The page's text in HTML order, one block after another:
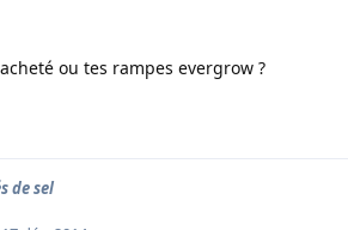
ou tes rampes evergrow ?
de sel